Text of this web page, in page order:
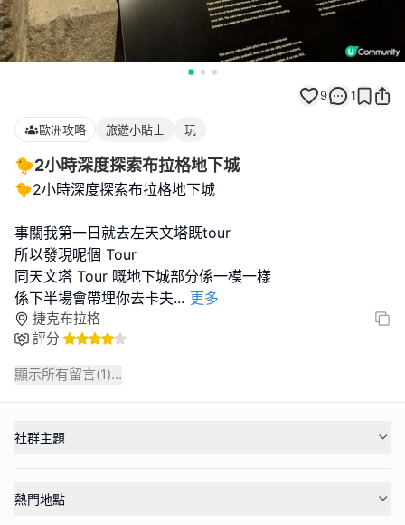
9 1
歐洲攻略 旅遊小貼士 玩
🐤2小時深度探索布拉格地下城
🐤2小時深度探索布拉格地下城
事關我第一日就去左天文塔既tour
所以發現呢個 Tour
同天文塔 Tour 嘅地下城部分係一模一樣
係下半場會帶埋你去卡夫... 更多
捷克布拉格
評分
顯示所有留言(1)...
社群主題
熱門地點